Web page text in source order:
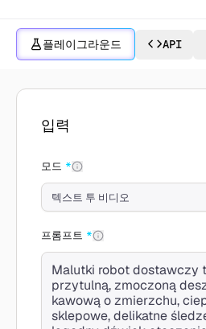
플레이그라운드 API
Seedance 2.0 Mini(으)로 만들기
입력
모드 *
텍스트 투 비디오
프롬프트 *